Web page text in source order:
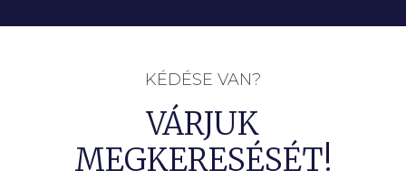
KÉDÉSE VAN?
VÁRJUK
MEGKERESÉSÉT!